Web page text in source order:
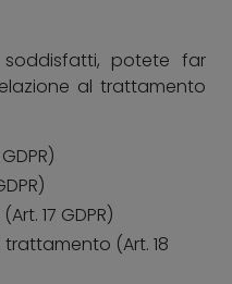
potete far
al trattamento
17 GDPR)
(Art. 18